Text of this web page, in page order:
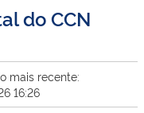
do CCN
mais recente:
16:26